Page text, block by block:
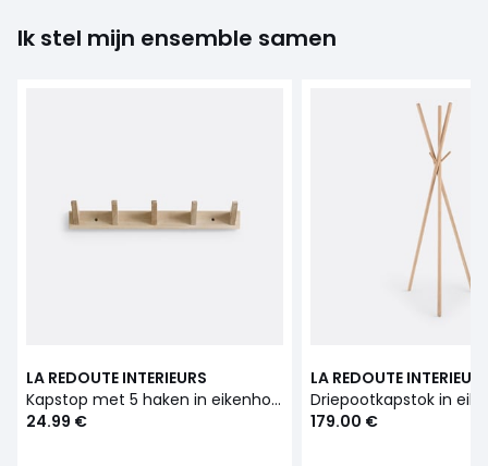
Ik stel mijn ensemble samen
LA REDOUTE INTERIEURS
Kapstop met 5 haken in eikenhout, Selfrid
24.99 €
LA REDOUTE
179.00 €